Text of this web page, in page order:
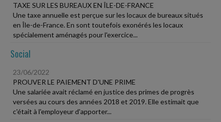
TAXE SUR LES BUREAUX EN ÎLE-DE-FRANCE
Une taxe annuelle est perçue sur les locaux de bureaux situés
en Île-de-France. En sont toutefois exonérés les locaux
spécialement aménagés pour l'exercice...
Social
23/06/2022
PROUVER LE PAIEMENT D'UNE PRIME
Une salariée avait réclamé en justice des primes de progrès
versées au cours des années 2018 et 2019. Elle estimait que
c'était à l'employeur d'apporter...